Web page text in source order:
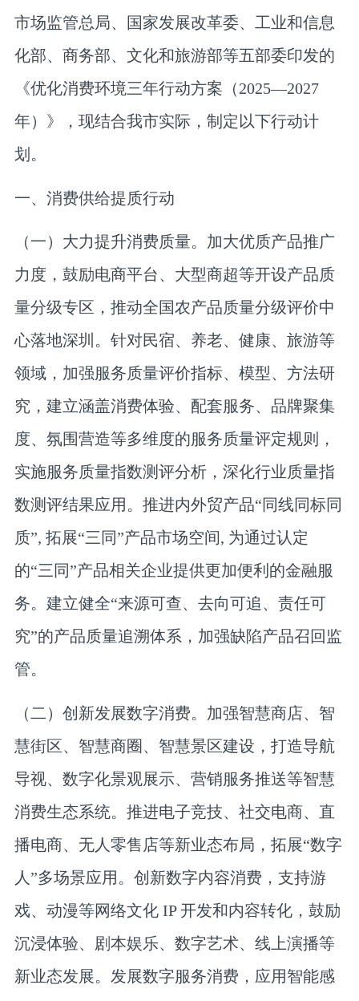
市场监管总局、国家发展改革委、工业和信息
化部、商务部、文化和旅游部等五部委印发的
《优化消费环境三年行动方案（2025—2027
年）》，现结合我市实际，制定以下行动计
划。
一、消费供给提质行动
（一）大力提升消费质量。 加大优质产品推广
力度，鼓励电商平台、大型商超等开设产品质
量分级专区，推动全国农产品质量分级评价中
心落地深圳。针对民宿、养老、健康、旅游等
领域，加强服务质量评价指标、模型、方法研
究，建立涵盖消费体验、配套服务、品牌聚集
度、氛围营造等多维度的服务质量评定规则，
实施服务质量指数测评分析，深化行业质量指
数测评结果应用。推进内外贸产品“同线同标同
质”, 拓展“三同”产品市场空间, 为通过认定
的“三同”产品相关企业提供更加便利的金融服
务。建立健全“来源可查、去向可追、责任可
究”的产品质量追溯体系，加强缺陷产品召回监
管。
（二）创新发展数字消费。 加强智慧商店、智
慧街区、智慧商圈、智慧景区建设，打造导航
导视、数字化景观展示、营销服务推送等智慧
消费生态系统。推进电子竞技、社交电商、直
播电商、无人零售店等新业态布局，拓展“数字
人”多场景应用。创新数字内容消费，支持游
戏、动漫等网络文化 IP 开发和内容转化，鼓励
沉浸体验、剧本娱乐、数字艺术、线上演播等
新业态发展。发展数字服务消费，应用智能感